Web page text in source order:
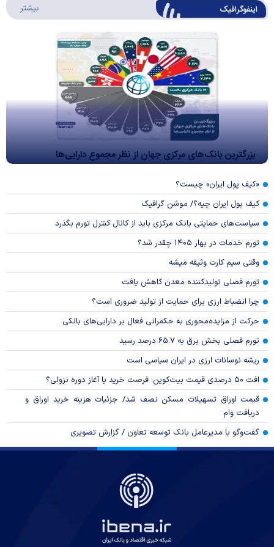
اینفوگرافیک بیشتر
بزرگترین بانک‌های مرکزی جهان از نظر مجموع دارایی‌ها
«کیف پول ایران» چیست؟
کیف پول ایران چیه؟/ موشن گرافیک
سیاست‌های حمایتی بانک مرکزی باید از کانال کنترل تورم بگذرد
تورم خدمات در بهار ۱۴۰۵ چقدر شد؟
وقتی سیم کارت وثیقه میشه
تورم فصلی تولیدکننده معدن کاهش یافت
چرا انضباط ارزی برای حمایت از تولید ضروری است؟
حرکت از مزایده‌محوری به حکمرانی فعال بر دارایی‌های بانکی
تورم فصلی بخش برق به ۶۵.۷ درصد رسید
ریشه نوسانات ارزی در ایران سیاسی است
افت ۵۰ درصدی قیمت بیت‌کوین؛ فرصت خرید یا آغاز دوره نزولی؟
قیمت اوراق تسهیلات مسکن نصف شد/ جزئیات هزینه خرید اوراق و
دریافت وام
گفت‌وگو با مدیرعامل بانک توسعه تعاون / گزارش تصویری